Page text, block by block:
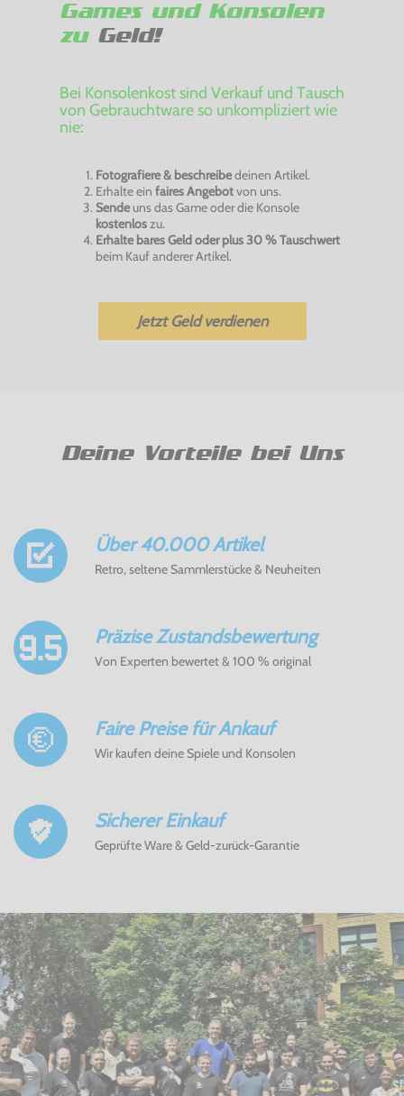
Games und Konsolen
zuGeld!
Bei Konsolenkost sind Verkauf und Tausch
von Gebrauchtware so unkompliziert wie
nie:
Fotografiere & beschreibedeinen Artikel.
Erhalte ein faires Angebotvon uns.
Sendeuns das Game oder die Konsole
kostenloszu.
Erhalte bares Geld oder plus 30 % Tauschwert
beim Kauf anderer Artikel.
Jetzt Geld verdienen
Deine Vorteile bei Uns
Über 40.000 Artikel
Retro, seltene Sammlerstücke & Neuheiten
Präzise Zustandsbewertung
Von Experten bewertet & 100 % original
Faire Preise für Ankauf
Wir kaufen deine Spiele und Konsolen
Sicherer Einkauf
Geprüfte Ware & Geld-zurück-Garantie